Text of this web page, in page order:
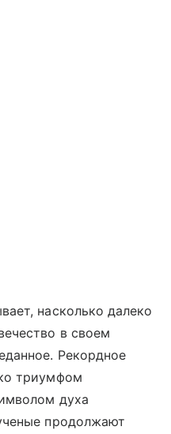
насколько далеко
в своем
Рекордное
триумфом
духа
продолжают